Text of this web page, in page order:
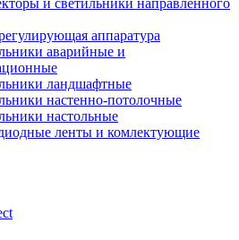
и светильники направленного
аппаратура
аварийные и
ландшафтные
настенно-потолочные
настольные
ленты и комлектующие